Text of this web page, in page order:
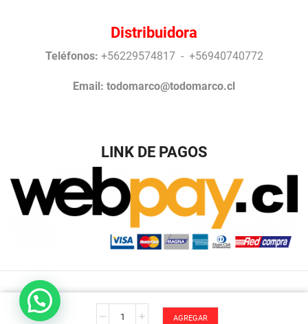
Distribuidora
Teléfonos: +56229574817 - +56940740772
Email: todomarco@todomarco.cl
LINK DE PAGOS
Desarrollo Antonio Arrigucci © Todos los Derechos
reservados TodoMarco.
AGREGAR